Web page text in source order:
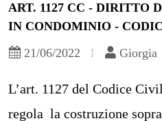
ART. 1127 CC - DIRITTO
IN CONDOMINIO -
21/06/2022
Giorgia
L’art. 1127 del Codice
regola la costruzione